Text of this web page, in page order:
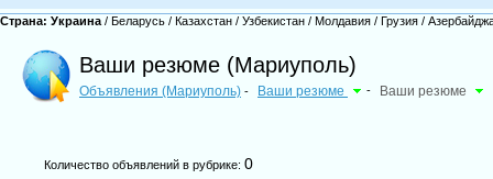
Страна: Украина / Беларусь / Казахстан / Узбекистан / Молдавия / Грузия /
Ваши резюме (Мариуполь)
Объявления (Мариуполь) - Ваши резюме - Ваши резюме
Количество объявлений в рубрике: 0